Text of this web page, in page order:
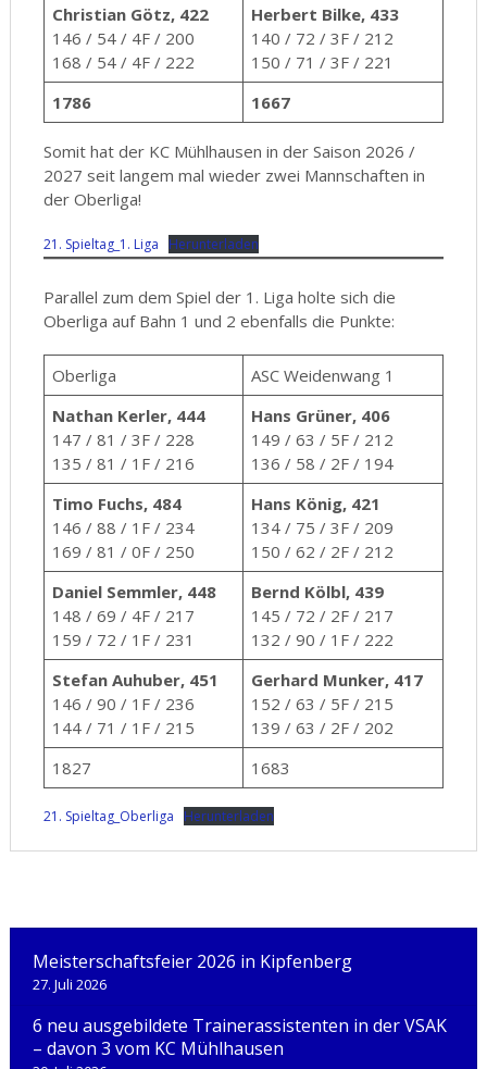
Christian Götz, 422
146 / 54 / 4F / 200
168 / 54 / 4F / 222
Herbert Bilke, 433
140 / 72 / 3F / 212
150 / 71 / 3F / 221
1786
1667
Somit hat der KC Mühlhausen in der Saison 2026 /
2027 seit langem mal wieder zwei Mannschaften in
der Oberliga!
21. Spieltag_1. Liga Herunterladen
Parallel zum dem Spiel der 1. Liga holte sich die
Oberliga auf Bahn 1 und 2 ebenfalls die Punkte:
Oberliga
ASC Weidenwang 1
Nathan Kerler, 444
147 / 81 / 3F / 228
135 / 81 / 1F / 216
Hans Grüner, 406
149 / 63 / 5F / 212
136 / 58 / 2F / 194
Timo Fuchs, 484
146 / 88 / 1F / 234
169 / 81 / 0F / 250
Hans König, 421
134 / 75 / 3F / 209
150 / 62 / 2F / 212
Daniel Semmler, 448
148 / 69 / 4F / 217
159 / 72 / 1F / 231
Bernd Kölbl, 439
145 / 72 / 2F / 217
132 / 90 / 1F / 222
Stefan Auhuber, 451
146 / 90 / 1F / 236
144 / 71 / 1F / 215
Gerhard Munker, 417
152 / 63 / 5F / 215
139 / 63 / 2F / 202
1827
1683
21. Spieltag_Oberliga Herunterladen
Meisterschaftsfeier 2026 in Kipfenberg
27. Juli 2026
6 neu ausgebildete Trainerassistenten in der VSAK
– davon 3 vom KC Mühlhausen